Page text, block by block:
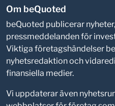
Om beQuoted
beQuoted publicerar
pressmeddelanden för
Viktiga företagshändelser
nyhetsredaktion och
finansiella medier.
Vi uppdaterar även